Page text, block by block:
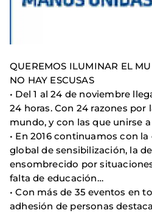
QUEREMOS ILUMINAR EL
NO HAY ESCUSAS
• Del 1 al 24 de noviembre
24 horas. Con 24 razones por
mundo, y con las que unirse
• En 2016 continuamos con
global de sensibilización, la
ensombrecido por
falta de educación…
• Con más de 35 eventos en
adhesión de personas